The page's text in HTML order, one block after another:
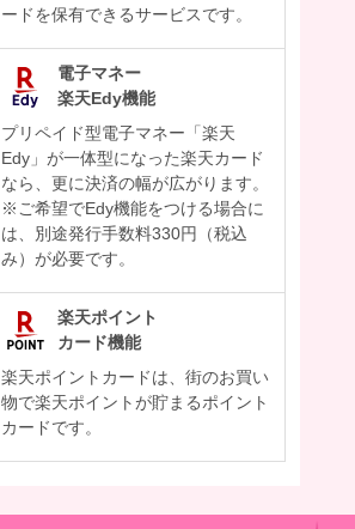
ードを保有できるサービスです。
電子マネー
楽天Edy機能
プリペイド型電子マネー「楽天
Edy」が一体型になった楽天カード
なら、更に決済の幅が広がります。
※ご希望でEdy機能をつける場合に
は、別途発行手数料330円（税込
み）が必要です。
楽天ポイント
カード機能
楽天ポイントカードは、街のお買い
物で楽天ポイントが貯まるポイント
カードです。